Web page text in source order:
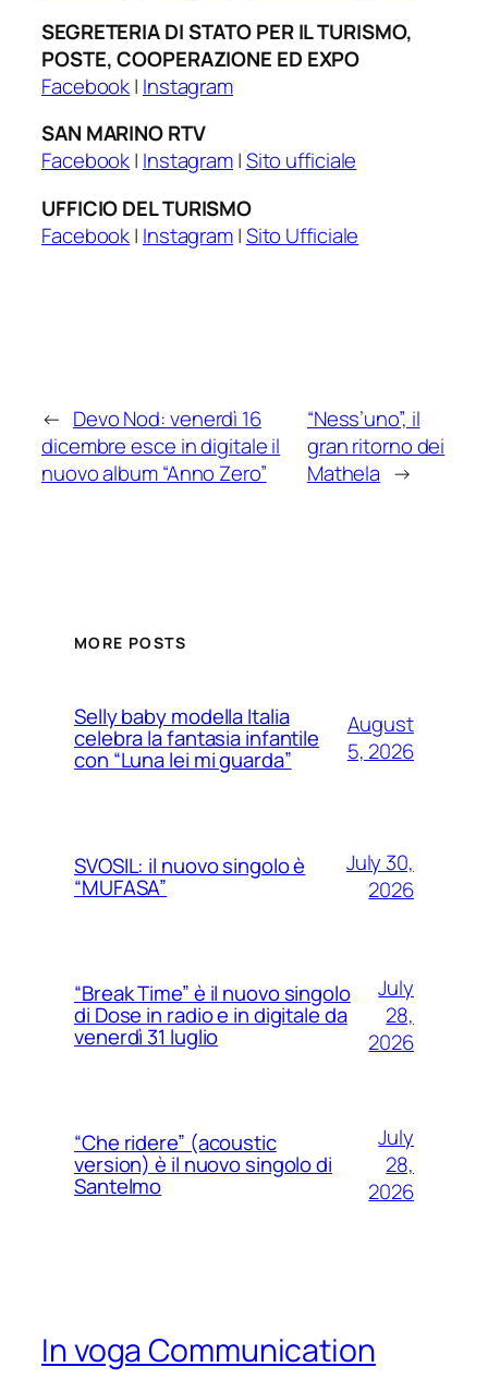
SEGRETERIA DI STATO PER IL TURISMO,
POSTE, COOPERAZIONE ED EXPO
Facebook| Instagram
SAN MARINO RTV
Facebook| Instagram|Sito ufficiale
UFFICIO DEL TURISMO
Facebook| Instagram|Sito Ufficiale
← Devo Nod: venerdì 16
dicembre esce in digitale il
nuovo album “Anno Zero”
“Ness’uno”, il
gran ritorno dei
Mathela →
MORE POSTS
Selly baby modella Italia
celebra la fantasia infantile
con “Luna lei mi guarda”
August
5, 2026
SVOSIL: il nuovo singolo è
“MUFASA”
July 30,
2026
“Break Time” è il nuovo singolo
di Dose in radio e in digitale da
venerdì 31 luglio
July
28,
2026
“Che ridere” (acoustic
version) è il nuovo singolo di
Santelmo
July
28,
2026
In voga Communication